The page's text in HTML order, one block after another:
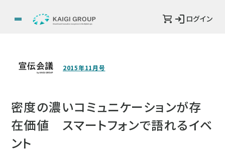
ログイン
2015年11月号
密度の濃いコミュニケーションが存
在価値 スマートフォンで語れるイベ
ント